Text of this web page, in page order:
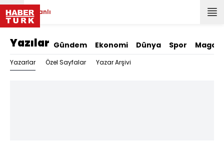
Canlı
Yazılar Gündem Ekonomi Dünya Spor
Yazarlar Özel Sayfalar Yazar Arşivi